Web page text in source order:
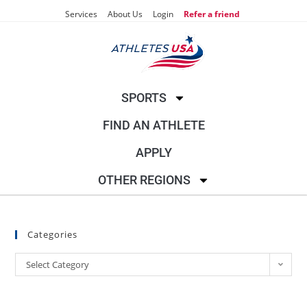
Services About Us Login Refer a friend
SPORTS
FIND AN ATHLETE
APPLY
OTHER REGIONS
Categories
Select Category